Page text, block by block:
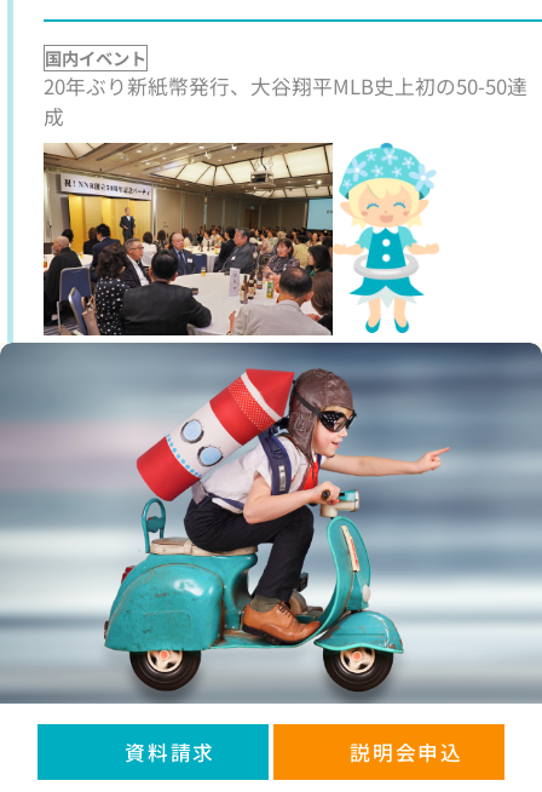
国内イベント
20年ぶり新紙幣発行、大谷翔平MLB史上初の50-50達
成
資料請求 説明会申込